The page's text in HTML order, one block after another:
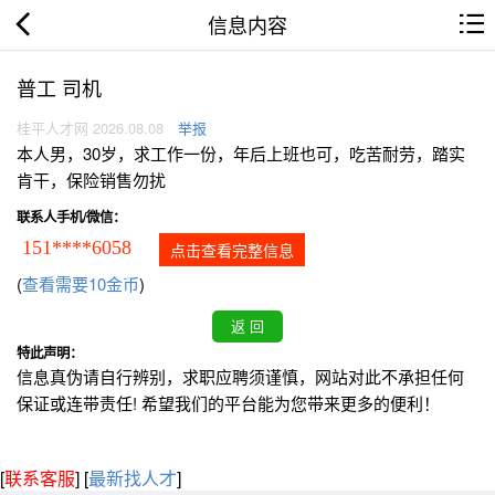
信息内容
普工 司机
桂平人才网 2026.08.08 举报
本人男，30岁，求工作一份，年后上班也可，吃苦耐劳，踏实
肯干，保险销售勿扰
联系人手机/微信：
151****6058 点击查看完整信息
(查看需要10金币)
特此声明：
信息真伪请自行辨别，求职应聘须谨慎，网站对此不承担任何
保证或连带责任! 希望我们的平台能为您带来更多的便利！
[联系客服] [最新找人才]